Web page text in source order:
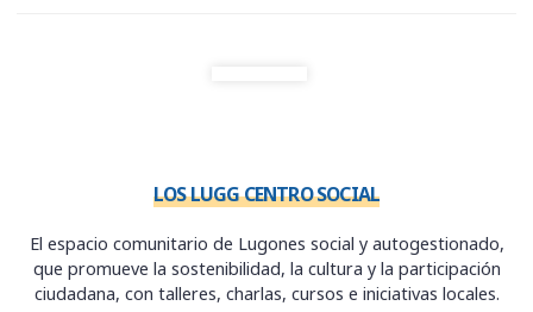
LOS LUGG CENTRO SOCIAL
El espacio comunitario de Lugones social y autogestionado,
que promueve la sostenibilidad, la cultura y la participación
ciudadana, con talleres, charlas, cursos e iniciativas locales.